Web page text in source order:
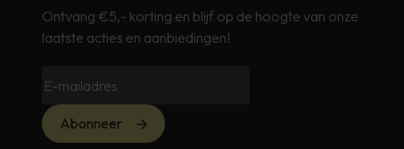
Ontvang €5,- korting en blijf op de hoogte van onze
laatste acties en aanbiedingen!
Abonneer